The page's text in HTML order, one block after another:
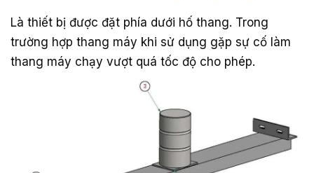
Là thiết bị được đặt phía dưới hố thang. Trong
trường hợp thang máy khi sử dụng gặp sự cố làm
thang máy chạy vượt quá tốc độ cho phép.